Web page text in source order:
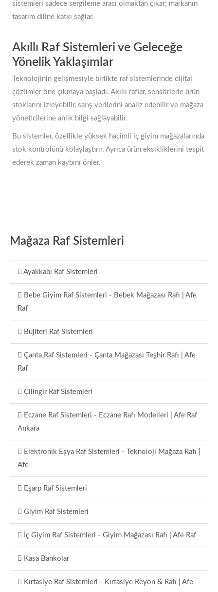
sistemleri sadece sergileme aracı olmaktan çıkar; markanın
tasarım diline katkı sağlar.
Akıllı Raf Sistemleri ve Geleceğe
Yönelik Yaklaşımlar
Teknolojinin gelişmesiyle birlikte raf sistemlerinde dijital
çözümler öne çıkmaya başladı. Akıllı raflar, sensörlerle ürün
stoklarını izleyebilir, satış verilerini analiz edebilir ve mağaza
yöneticilerine anlık bilgi sağlayabilir.
Bu sistemler, özellikle yüksek hacimli iç giyim mağazalarında
stok kontrolünü kolaylaştırır. Ayrıca ürün eksikliklerini tespit
ederek zaman kaybını önler.
Mağaza Raf Sistemleri
Ayakkabı Raf Sistemleri
Bebe Giyim Raf Sistemleri - Bebek Mağazası Rafı | Afe
Raf
Bujiteri Raf Sistemleri
Çanta Raf Sistemleri - Çanta Mağazası Teşhir Rafı | Afe
Raf
Çilingir Raf Sistemleri
Eczane Raf Sistemleri - Eczane Rafı Modelleri | Afe Raf
Ankara
Elektronik Eşya Raf Sistemleri - Teknoloji Mağaza Rafı |
Afe
Eşarp Raf Sistemleri
Giyim Raf Sistemleri
İç Giyim Raf Sistemleri - Giyim Mağazası Rafı | Afe Raf
Kasa Bankolar
Kırtasiye Raf Sistemleri - Kırtasiye Reyon & Rafı | Afe